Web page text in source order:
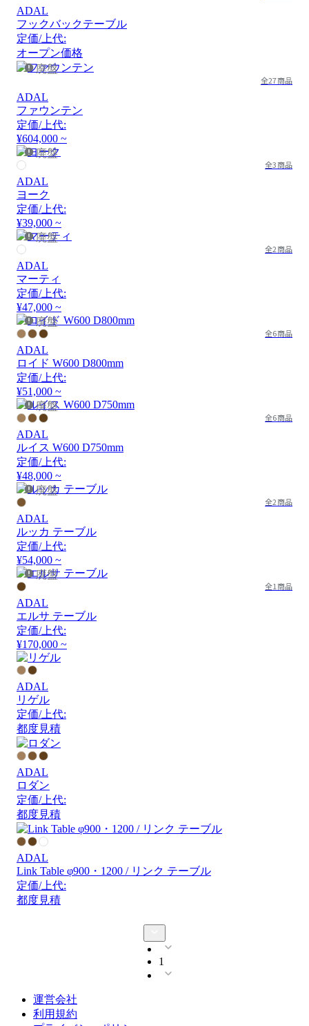
ADAL
フックバックテーブル
定価/上代:
オープン価格
廃盤
全27商品
ADAL
ファウンテン
定価/上代:
¥604,000 ~
廃盤
全3商品
ADAL
ヨーク
定価/上代:
¥39,000 ~
廃盤
全2商品
ADAL
マーティ
定価/上代:
¥47,000 ~
廃盤
全6商品
ADAL
ロイド W600 D800mm
定価/上代:
¥51,000 ~
廃盤
全6商品
ADAL
ルイス W600 D750mm
定価/上代:
¥48,000 ~
廃盤
全2商品
ADAL
ルッカ テーブル
定価/上代:
¥54,000 ~
廃盤
全1商品
ADAL
エルサ テーブル
定価/上代:
¥170,000 ~
ADAL
リゲル
定価/上代:
都度見積
ADAL
ロダン
定価/上代:
都度見積
ADAL
Link Table φ900・1200 / リンク テーブル
定価/上代:
都度見積
1
運営会社
利用規約